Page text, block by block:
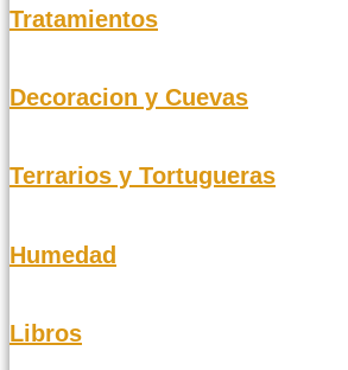
Tratamientos
Decoracion y Cuevas
Terrarios y Tortugueras
Humedad
Libros